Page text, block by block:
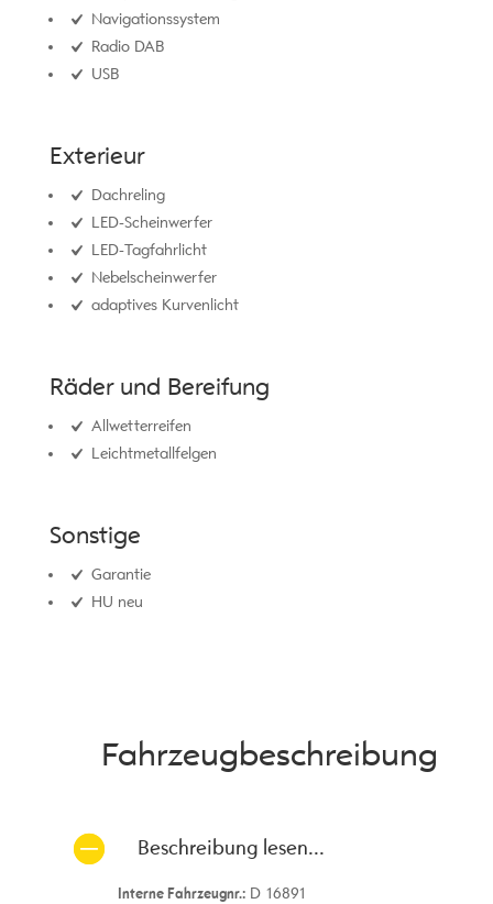
Navigationssystem
Radio DAB
USB
Exterieur
Dachreling
LED-Scheinwerfer
LED-Tagfahrlicht
Nebelscheinwerfer
adaptives Kurvenlicht
Räder und Bereifung
Allwetterreifen
Leichtmetallfelgen
Sonstige
Garantie
HU neu
Fahrzeug­beschreibung
Beschreibung lesen...
Interne Fahrzeugnr.:D 16891